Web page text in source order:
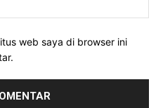
web saya di browser ini